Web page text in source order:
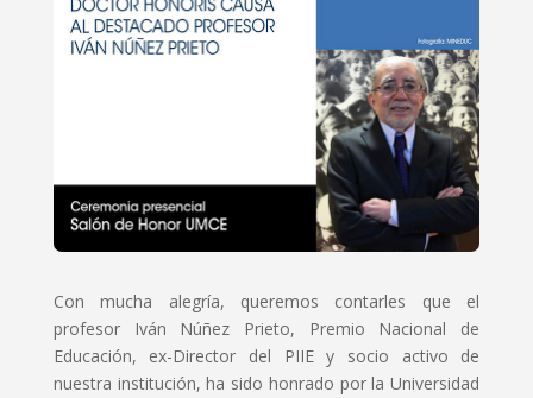
Con mucha alegría, queremos contarles que el
profesor Iván Núñez Prieto, Premio Nacional de
Educación, ex-Director del PIIE y socio activo de
nuestra institución, ha sido honrado por la Universidad